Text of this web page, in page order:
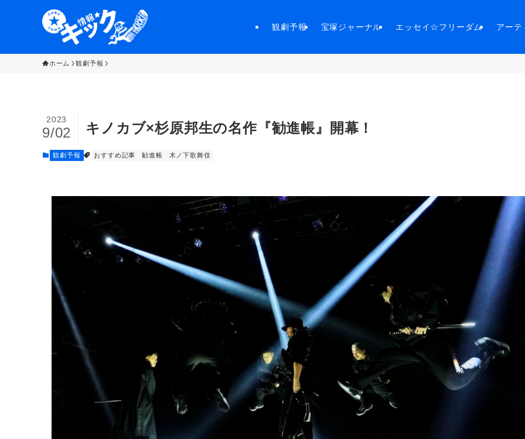
観劇予報 宝塚ジャーナル エッセイ☆フリーダム アーテ
ホーム 観劇予報
キノカブ×杉原邦生の名作『勧進帳』開幕！
2023
9/02
観劇予報 おすすめ記事 勧進帳 木ノ下歌舞伎